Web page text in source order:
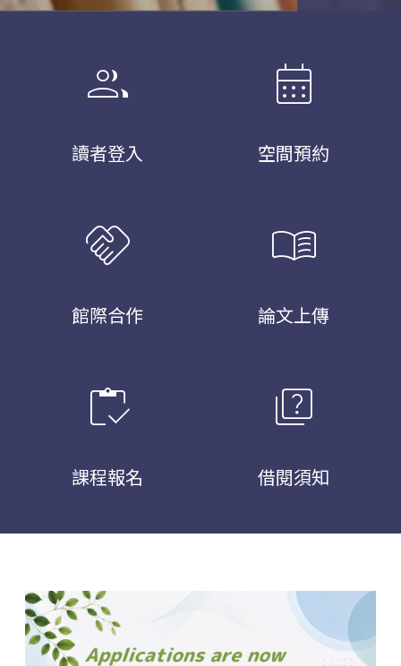
group
讀者登入
calendar_month
空間預約
handshake
館際合作
menu_book
論文上傳
inventory
課程報名
quiz
借閱須知